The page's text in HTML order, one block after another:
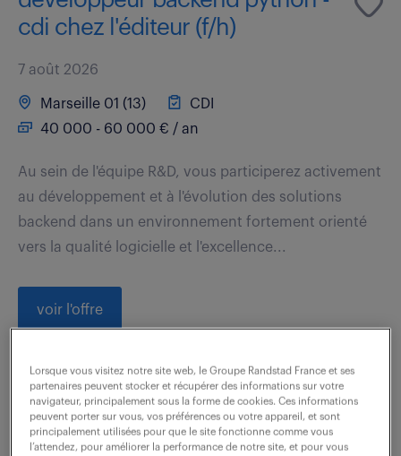
cdi chez l'éditeur (f/h)
7 août 2026
Marseille 01 (13)
CDI
40 000 - 60 000 € / an
Au sein de l'équipe R&D, vous participerez activement
au développement et à l'évolution des solutions
backend dans un environnement fortement orienté
vers la qualité logicielle et l'excellence...
voir l'offre
architecte logiciel python django
- cdi chez l'éditeur (f/h)
Lorsque vous visitez notre site web, le Groupe Randstad France et ses
partenaires peuvent stocker et récupérer des informations sur votre
navigateur, principalement sous la forme de cookies. Ces informations
peuvent porter sur vous, vos préférences ou votre appareil, et sont
principalement utilisées pour que le site fonctionne comme vous
l’attendez, pour améliorer la performance de notre site, et pour vous